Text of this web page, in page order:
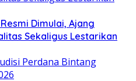
Dimulai, Ajang
Sekaligus Lestarikan